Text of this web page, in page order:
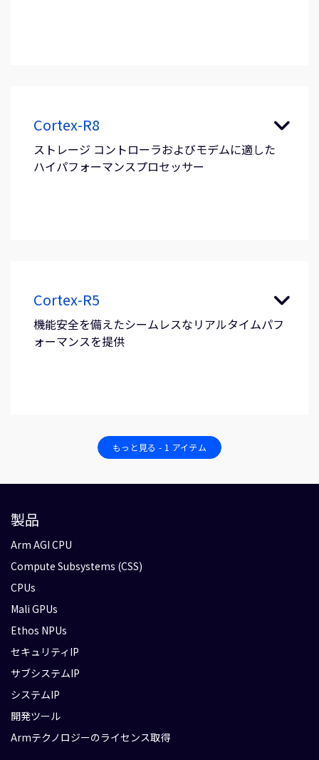
Cortex-R8
ストレージ コントローラおよびモデムに適した
ハイパフォーマンスプロセッサー
Cortex-R5
機能安全を備えたシームレスなリアルタイムパフ
ォーマンスを提供
もっと見る - 1 アイテム
製品
Arm AGI CPU
Compute Subsystems (CSS)
CPUs
Mali GPUs
Ethos NPUs
セキュリティIP
サブシステムIP
システムIP
開発ツール
Armテクノロジーのライセンス取得